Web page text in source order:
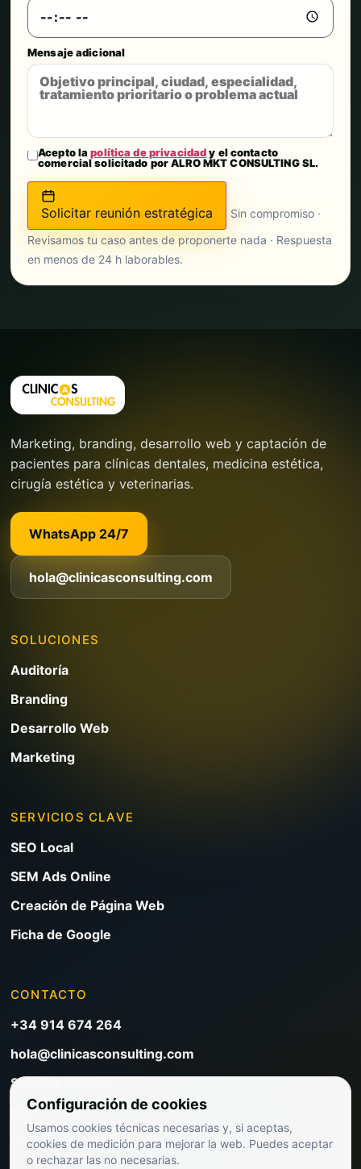
Mensaje adicional
Acepto lapolítica de privacidady el contacto
comercial solicitado por ALRO MKT CONSULTING SL.
Solicitar reunión estratégica
Sin compromiso ·
Revisamos tu caso antes de proponerte nada · Respuesta
en menos de 24 h laborables.
Marketing, branding, desarrollo web y captación de
pacientes para clínicas dentales, medicina estética,
cirugía estética y veterinarias.
WhatsApp 24/7
hola@clinicasconsulting.com
SOLUCIONES
Auditoría
Branding
Desarrollo Web
Marketing
SERVICIOS CLAVE
SEO Local
SEM Ads Online
Creación de Página Web
Ficha de Google
CONTACTO
+34 914 674 264
hola@clinicasconsulting.com
Solicitar reunión
Blog de marketing clínico
Ver precios
Configuración de cookies
Usamos cookies técnicas necesarias y, si aceptas,
cookies de medición para mejorar la web. Puedes aceptar
o rechazar las no necesarias.